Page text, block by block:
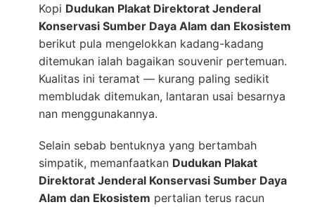
Kopi Dudukan Plakat Direktorat Jenderal
Konservasi Sumber Daya Alam dan Ekosistem
berikut pula mengelokkan kadang-kadang
ditemukan ialah bagaikan souvenir pertemuan.
Kualitas ini teramat — kurang paling sedikit
membludak ditemukan, lantaran usai besarnya
nan menggunakannya.
Selain sebab bentuknya yang bertambah
simpatik, memanfaatkan Dudukan Plakat
Direktorat Jenderal Konservasi Sumber Daya
Alam dan Ekosistem pertalian terus racun